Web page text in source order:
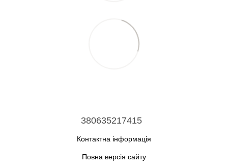
380635217415
Контактна інформація
Повна версія сайту